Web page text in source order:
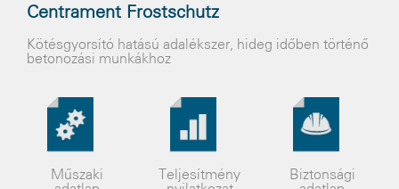
Centrament Frostschutz
Kötésgyorsító hatású adalékszer, hideg időben történő
betonozási munkákhoz
Műszaki
Teljesítmény
Biztonsági